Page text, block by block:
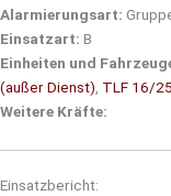
Alarmierungsart:
Einsatzart: B
Einheiten und
(außer Dienst) TLF 16/
Weitere Kräfte:
Einsatzbericht: